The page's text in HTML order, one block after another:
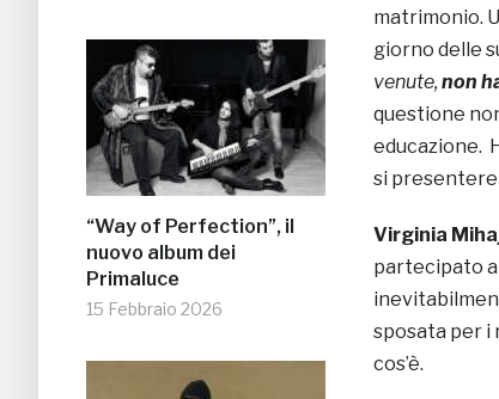
“Way of Perfection”, il
nuovo album dei
Primaluce
15 Febbraio 2026
matrimonio.
giorno delle
venute,non
questione
educazione.
si
Virginia
partecipato
sposata per i
cos’è.